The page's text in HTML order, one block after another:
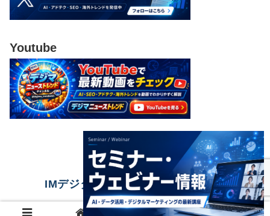
Youtube
IMデジタルマーケティングニュース